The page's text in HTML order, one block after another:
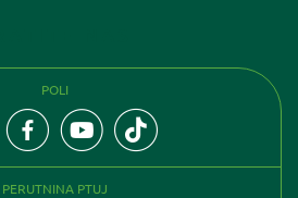
POLI
PERUTNINA PTUJ